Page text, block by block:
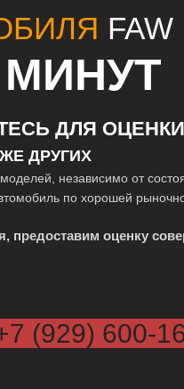
FAW
ДЛЯ ОЦЕНКИ
ДРУГИХ
независимо от
по хорошей
предоставим оценку
(929) 600-